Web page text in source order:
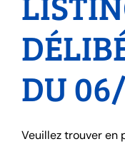
DU
Veuillez trouver en